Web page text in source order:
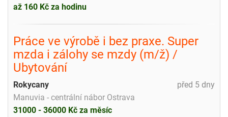
až 160 Kč za hodinu
Práce ve výrobě i bez praxe. Super
mzda i zálohy se mzdy (m/ž) /
Ubytování
před 5 dny
Rokycany
Manuvia - centrální nábor Ostrava
31000 - 36000 Kč za měsíc